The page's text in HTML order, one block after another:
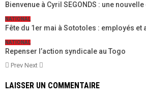
Bienvenue à Cyril SEGONDS : une
NATIONAL
Fête du 1er mai à Sototoles : employés
NATIONAL
Repenser l’action syndicale au Togo
Prev Next
LAISSER UN COMMENTAIRE